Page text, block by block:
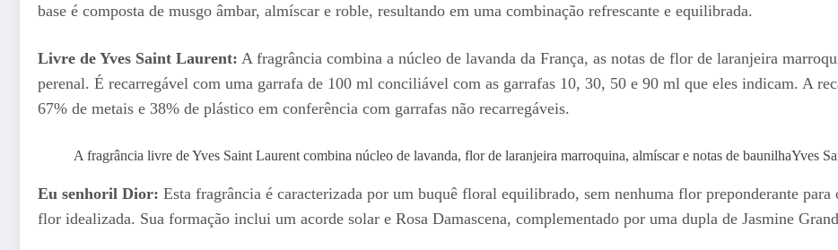
base é composta de musgo âmbar, almíscar e roble, resultando em uma combinação refrescante e equilibrada.
Livre de Yves Saint Laurent: A fragrância combina a núcleo de lavanda da França, as notas de flor de laranjeira
perenal. É recarregável com uma garrafa de 100 ml conciliável com as garrafas 10, 30, 50 e 90 ml que eles indicam. A
67% de metais e 38% de plástico em conferência com garrafas não recarregáveis.
A fragrância livre de Yves Saint Laurent combina núcleo de lavanda, flor de laranjeira marroquina, almíscar e notas de baunilhaYves
Eu senhoril Dior: Esta fragrância é caracterizada por um buquê floral equilibrado, sem nenhuma flor preponderante
flor idealizada. Sua formação inclui um acorde solar e Rosa Damascena, complementado por uma dupla de Jasmine